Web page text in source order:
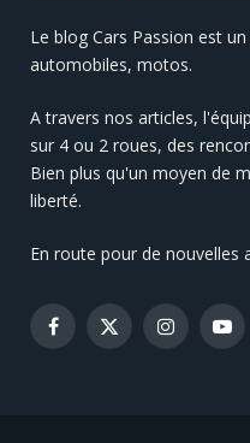
Le blog Cars Passion est
automobiles, motos.
A travers nos articles,
sur 4 ou 2 roues, des
Bien plus qu'un moyen de
liberté.
En route pour de nouvelles
Facebook
X
Instagram